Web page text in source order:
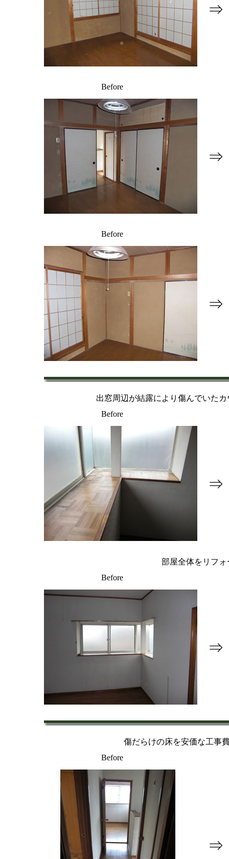
⇒
Before
⇒
Before
⇒
出窓周辺が結露により傷んでいた
Before
⇒
部屋全体をリフ
Before
⇒
傷だらけの床を安価な工事
Before
⇒